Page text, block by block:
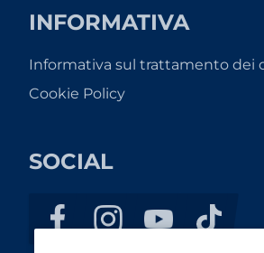
INFORMATIVA
Informativa sul trattamento dei
Cookie Policy
SOCIAL